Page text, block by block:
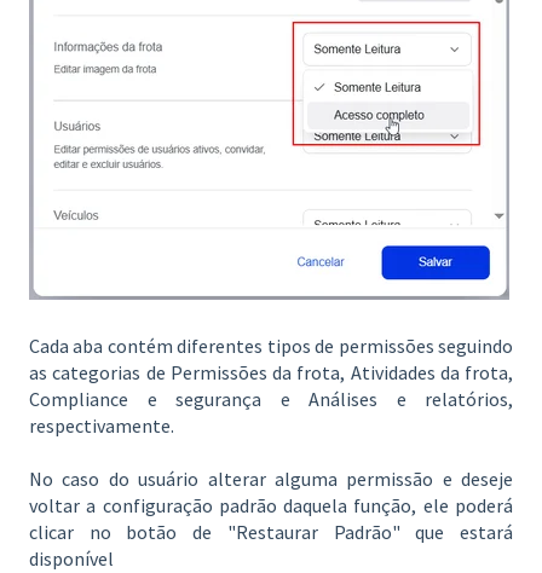
Cada aba contém diferentes tipos de permissões seguindo
as categorias de Permissões da frota, Atividades da frota,
Compliance e segurança e Análises e relatórios,
respectivamente.
No caso do usuário alterar alguma permissão e deseje
voltar a configuração padrão daquela função, ele poderá
clicar no botão de "Restaurar Padrão" que estará
disponível